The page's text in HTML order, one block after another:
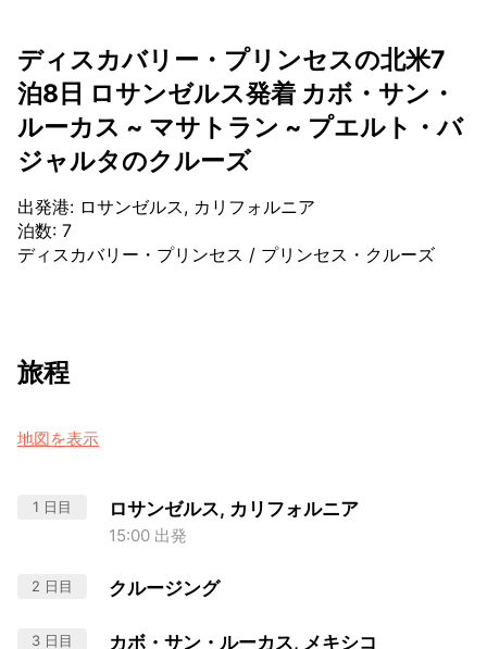
ディスカバリー・プリンセスの北米7
泊8日 ロサンゼルス発着 カボ・サン・
ルーカス ~ マサトラン ~ プエルト・バ
ジャルタのクルーズ
出発港: ロサンゼルス, カリフォルニア
泊数: 7
ディスカバリー・プリンセス / プリンセス・クルーズ
旅程
地図を表示
1 日目 ロサンゼルス, カリフォルニア
15:00 出発
2 日目 クルージング
3 日目 カボ・サン・ルーカス, メキシコ